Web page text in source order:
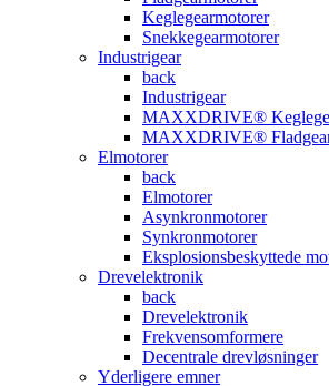
Keglegearmotorer
Snekkegearmotorer
Industrigear
back
Industrigear
MAXXDRIVE®
MAXXDRIVE®
Elmotorer
back
Elmotorer
Asynkronmotorer
Synkronmotorer
Eksplosionsbeskyttede
Drevelektronik
back
Drevelektronik
Frekvensomformere
Decentrale drevløsninger
Yderligere emner